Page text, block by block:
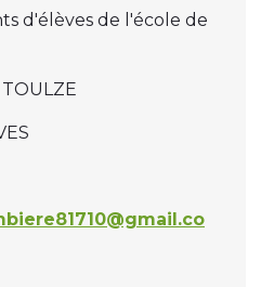
d'élèves de l'école de